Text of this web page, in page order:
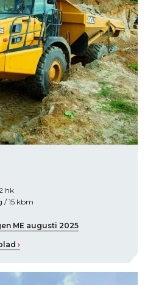
hk
/ 15 kbm
ME augusti 2025
›